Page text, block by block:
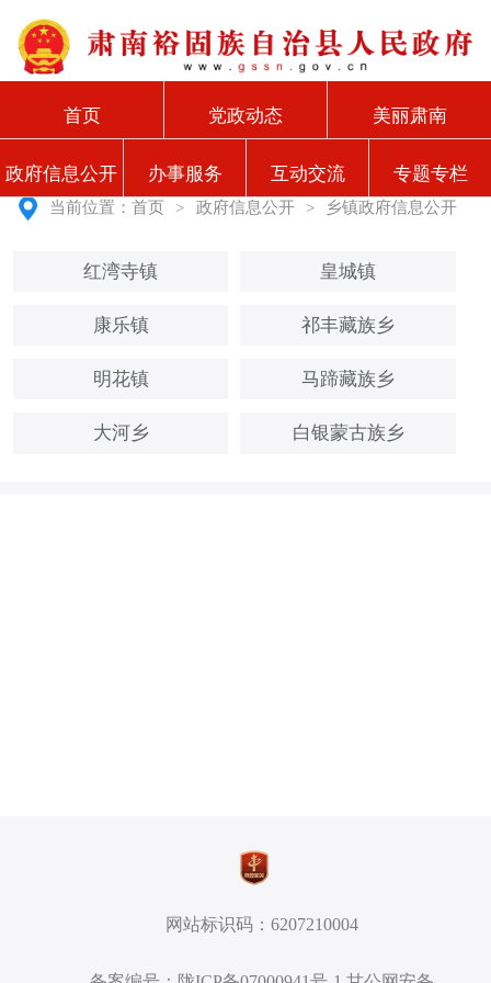
首页 党政动态 美丽肃南
政府信息公开 办事服务 互动交流 专题专栏
当前位置：首页 > 政府信息公开 > 乡镇政府信息公开
红湾寺镇 皇城镇
康乐镇 祁丰藏族乡
明花镇 马蹄藏族乡
大河乡 白银蒙古族乡
网站标识码：6207210004